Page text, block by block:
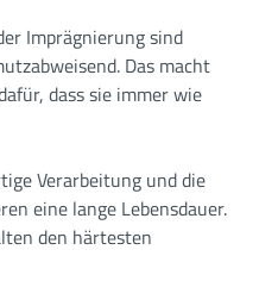
Imprägnierung sind
Das macht
dass sie immer wie
Verarbeitung und die
eine lange Lebensdauer.
den härtesten